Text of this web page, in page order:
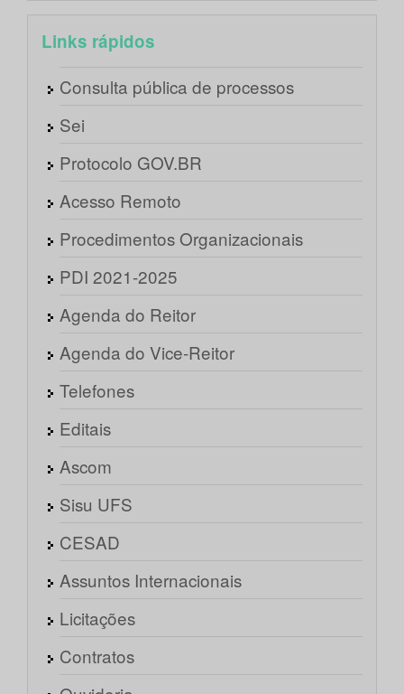
Links rápidos
Consulta pública de processos
Sei
Protocolo GOV.BR
Acesso Remoto
Procedimentos Organizacionais
PDI 2021-2025
Agenda do Reitor
Agenda do Vice-Reitor
Telefones
Editais
Ascom
Sisu UFS
CESAD
Assuntos Internacionais
Licitações
Contratos